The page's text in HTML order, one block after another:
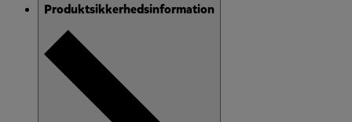
Produktsikkerhedsinformation